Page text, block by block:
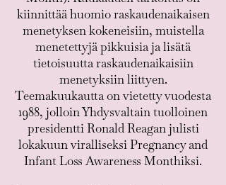
kiinnittää huomio raskaudenaikaisen
menetyksen kokeneisiin, muistella
menetettyjä pikkuisia ja lisätä
tietoisuutta raskaudenaikaisiin
menetyksiin liittyen.
Teemakuukautta on vietetty vuodesta
1988, jolloin Yhdysvaltain tuolloinen
presidentti Ronald Reagan julisti
lokakuun viralliseksi Pregnancy and
Infant Loss Awareness Monthiksi.